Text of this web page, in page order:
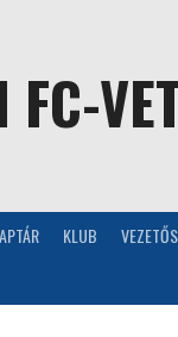
KLUB